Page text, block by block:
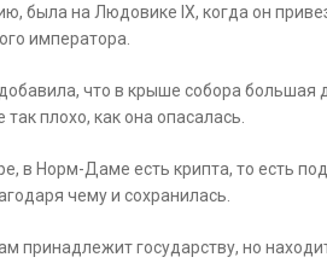
была на Людовике IX, когда он
императора.
что в крыше собора большая
так плохо, как она опасалась.
в Норм-Даме есть крипта, то есть
чему и сохранилась.
принадлежит государству, но